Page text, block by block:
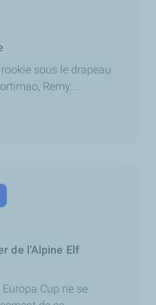
sous le drapeau
Remy...
de l’Alpine Elf
Europa Cup ne se